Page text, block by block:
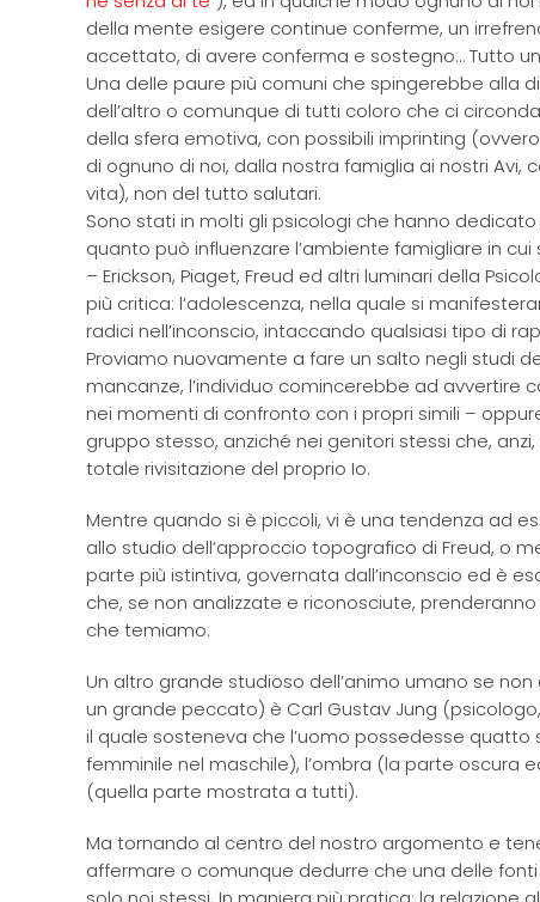
della mente esigere continue conferme, un
accettato, di avere conferma e sostegno… Tutto
Una delle paure più comuni che spingerebbe alla
dell’altro o comunque di tutti coloro che ci
della sfera emotiva, con possibili imprinting
di ognuno di noi, dalla nostra famiglia ai nostri
vita), non del tutto salutari.
Sono stati in molti gli psicologi che hanno
quanto può influenzare l’ambiente famigliare in
– Erickson, Piaget, Freud ed altri luminari della
più critica: l’adolescenza, nella quale si
radici nell’inconscio, intaccando qualsiasi tipo di
Proviamo nuovamente a fare un salto negli studi
mancanze, l’individuo comincerebbe ad avvertire
nei momenti di confronto con i propri simili –
gruppo stesso, anziché nei genitori stessi che,
totale rivisitazione del proprio Io.
Mentre quando si è piccoli, vi è una tendenza ad
allo studio dell’approccio topografico di Freud, o
parte più istintiva, governata dall’inconscio ed è
che, se non analizzate e riconosciute,
che temiamo.
Un altro grande studioso dell’animo umano se
un grande peccato) è Carl Gustav Jung
il quale sosteneva che l’uomo possedesse
femminile nel maschile), l’ombra (la parte oscura
(quella parte mostrata a tutti).
Ma tornando al centro del nostro argomento e
affermare o comunque dedurre che una delle